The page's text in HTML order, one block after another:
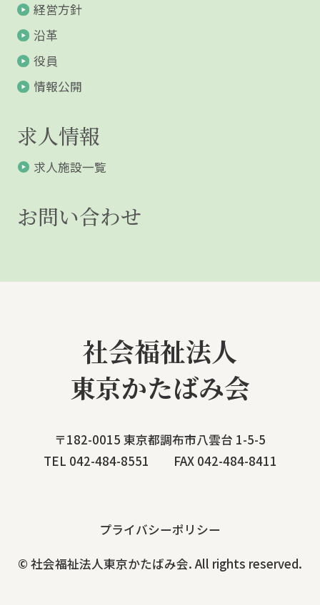
経営方針
沿革
役員
情報公開
求人情報
求人施設一覧
お問い合わせ
社会福祉法人
東京かたばみ会
〒182-0015 東京都調布市八雲台 1-5-5
TEL 042-484-8551 FAX 042-484-8411
プライバシーポリシー
© 社会福祉法人東京かたばみ会. All rights reserved.